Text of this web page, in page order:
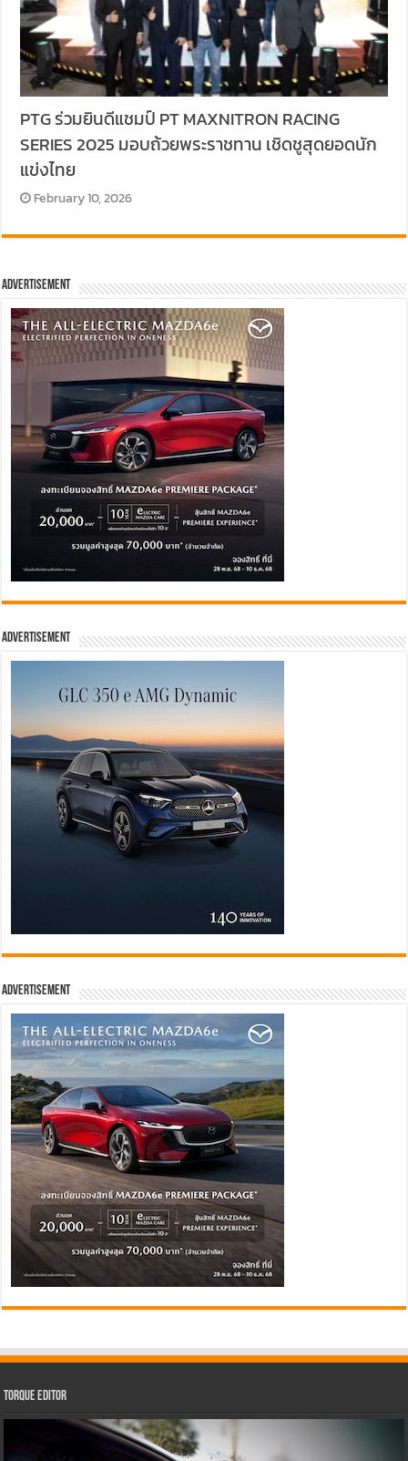
PTG ร่วมยินดีแชมป์ PT MAXNITRON RACING
SERIES 2025 มอบถ้วยพระราชทาน เชิดชูสุดยอดนัก
แข่งไทย
February 10, 2026
Advertisement
Advertisement
Advertisement
Torque Editor